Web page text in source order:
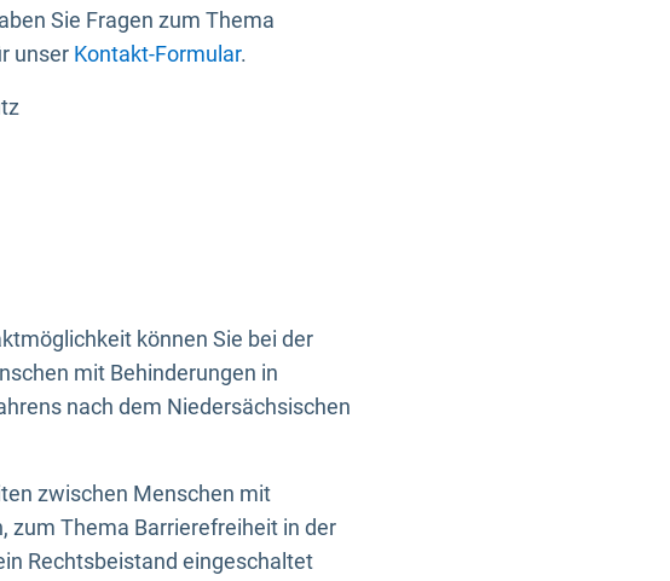
Sie Fragen zum Thema
unser Kontakt-Formular.
können Sie bei der
mit Behinderungen in
nach dem Niedersächsischen
zwischen Menschen mit
zum Thema Barrierefreiheit in der
Rechtsbeistand eingeschaltet